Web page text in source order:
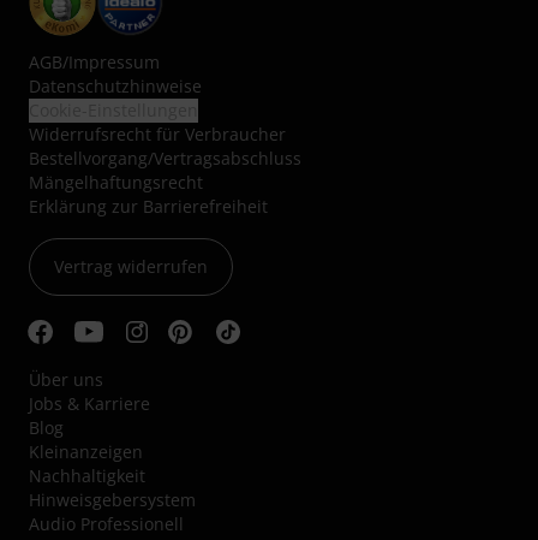
AGB/Impressum
Datenschutzhinweise
Widerrufsrecht für Verbraucher
Bestellvorgang/Vertragsabschluss
Mängelhaftungsrecht
Erklärung zur Barrierefreiheit
Vertrag widerrufen
Über uns
Jobs & Karriere
Blog
Kleinanzeigen
Nachhaltigkeit
Hinweisgebersystem
Audio Professionell